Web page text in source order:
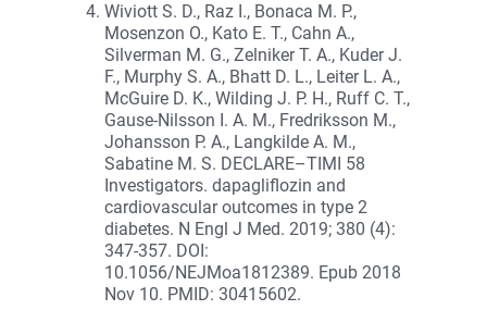
Wiviott S. D., Raz I., Bonaca M. P.,
Mosenzon O., Kato E. T., Cahn A.,
Silverman M. G., Zelniker T. A., Kuder J.
F., Murphy S. A., Bhatt D. L., Leiter L. A.,
McGuire D. K., Wilding J. P. H., Ruff C. T.,
Gause-Nilsson I. A. M., Fredriksson M.,
Johansson P. A., Langkilde A. M.,
Sabatine M. S. DECLARE–TIMI 58
Investigators. dapagliflozin and
cardiovascular outcomes in type 2
diabetes. N Engl J Med. 2019; 380 (4):
347-357. DOI:
10.1056/NEJMoa1812389. Epub 2018
Nov 10. PMID: 30415602.